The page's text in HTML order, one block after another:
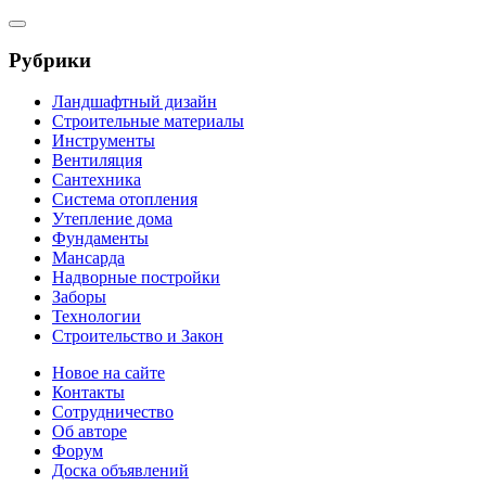
Рубрики
Ландшафтный дизайн
Строительные материалы
Инструменты
Вентиляция
Сантехника
Система отопления
Утепление дома
Фундаменты
Мансарда
Надворные постройки
Заборы
Технологии
Строительство и Закон
Новое на сайте
Контакты
Сотрудничество
Об авторе
Форум
Доска объявлений